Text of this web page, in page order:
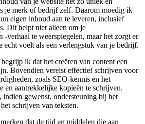
je merk of bedrijf zelf. Daarom moedig ik
eigen inhoud aan te leveren, inclusief
Dit helpt niet alleen om je
-verhaal te weerspiegelen, maar het zorgt er
echt voelt als een verlengstuk van je bedrijf.
ik dat het creëren van content een
Bovendien vereist effectief schrijven voor
zoals SEO-kennis en het
en aantrekkelijke kopieën te schrijven.
gewenst, ondersteuning bij het
schrijven van teksten.
dat de tijd en middelen die aan